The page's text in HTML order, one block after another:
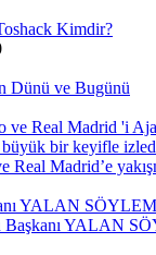
Kimdir?
Dünü ve Bugünü
Real Madrid’e
Başkanı YALAN